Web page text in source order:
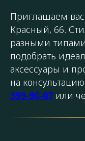
Приглашаем
Красный, 66.
разными
подобрать
аксессуары и
на
399-90-07 или